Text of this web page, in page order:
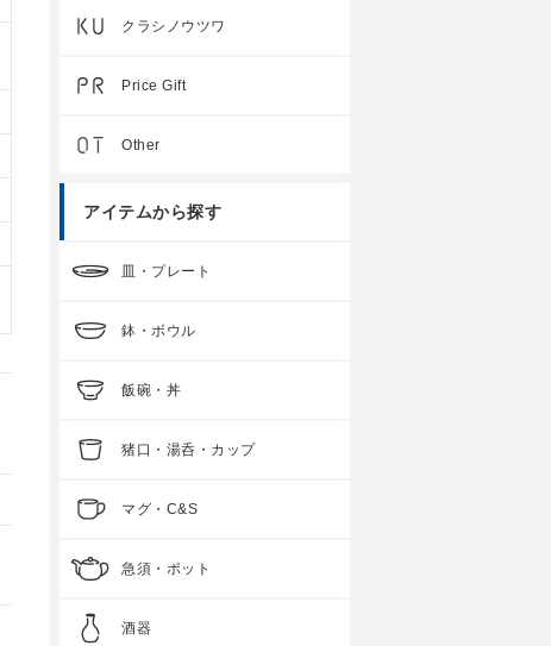
クラシノウツワ
Price Gift
Other
アイテムから探す
皿・プレート
鉢・ボウル
飯碗・丼
猪口・湯呑・カップ
マグ・C&S
急須・ポット
酒器